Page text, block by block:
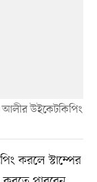
আলীর উইকেটকিপিং
করলে স্টাম্পের